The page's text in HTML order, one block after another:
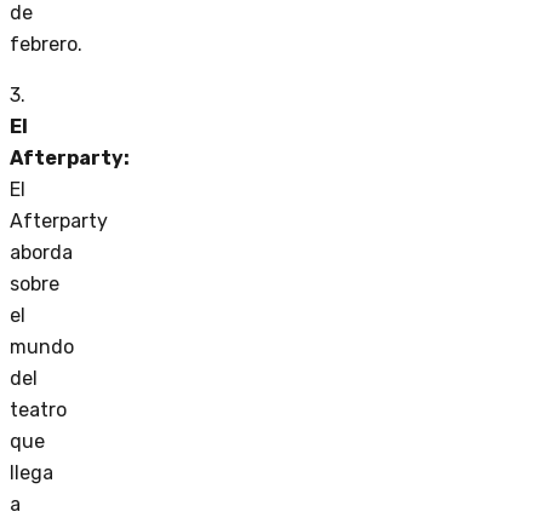
de
febrero.
3.
El
Afterparty:
El
Afterparty
aborda
sobre
el
mundo
del
teatro
que
llega
a